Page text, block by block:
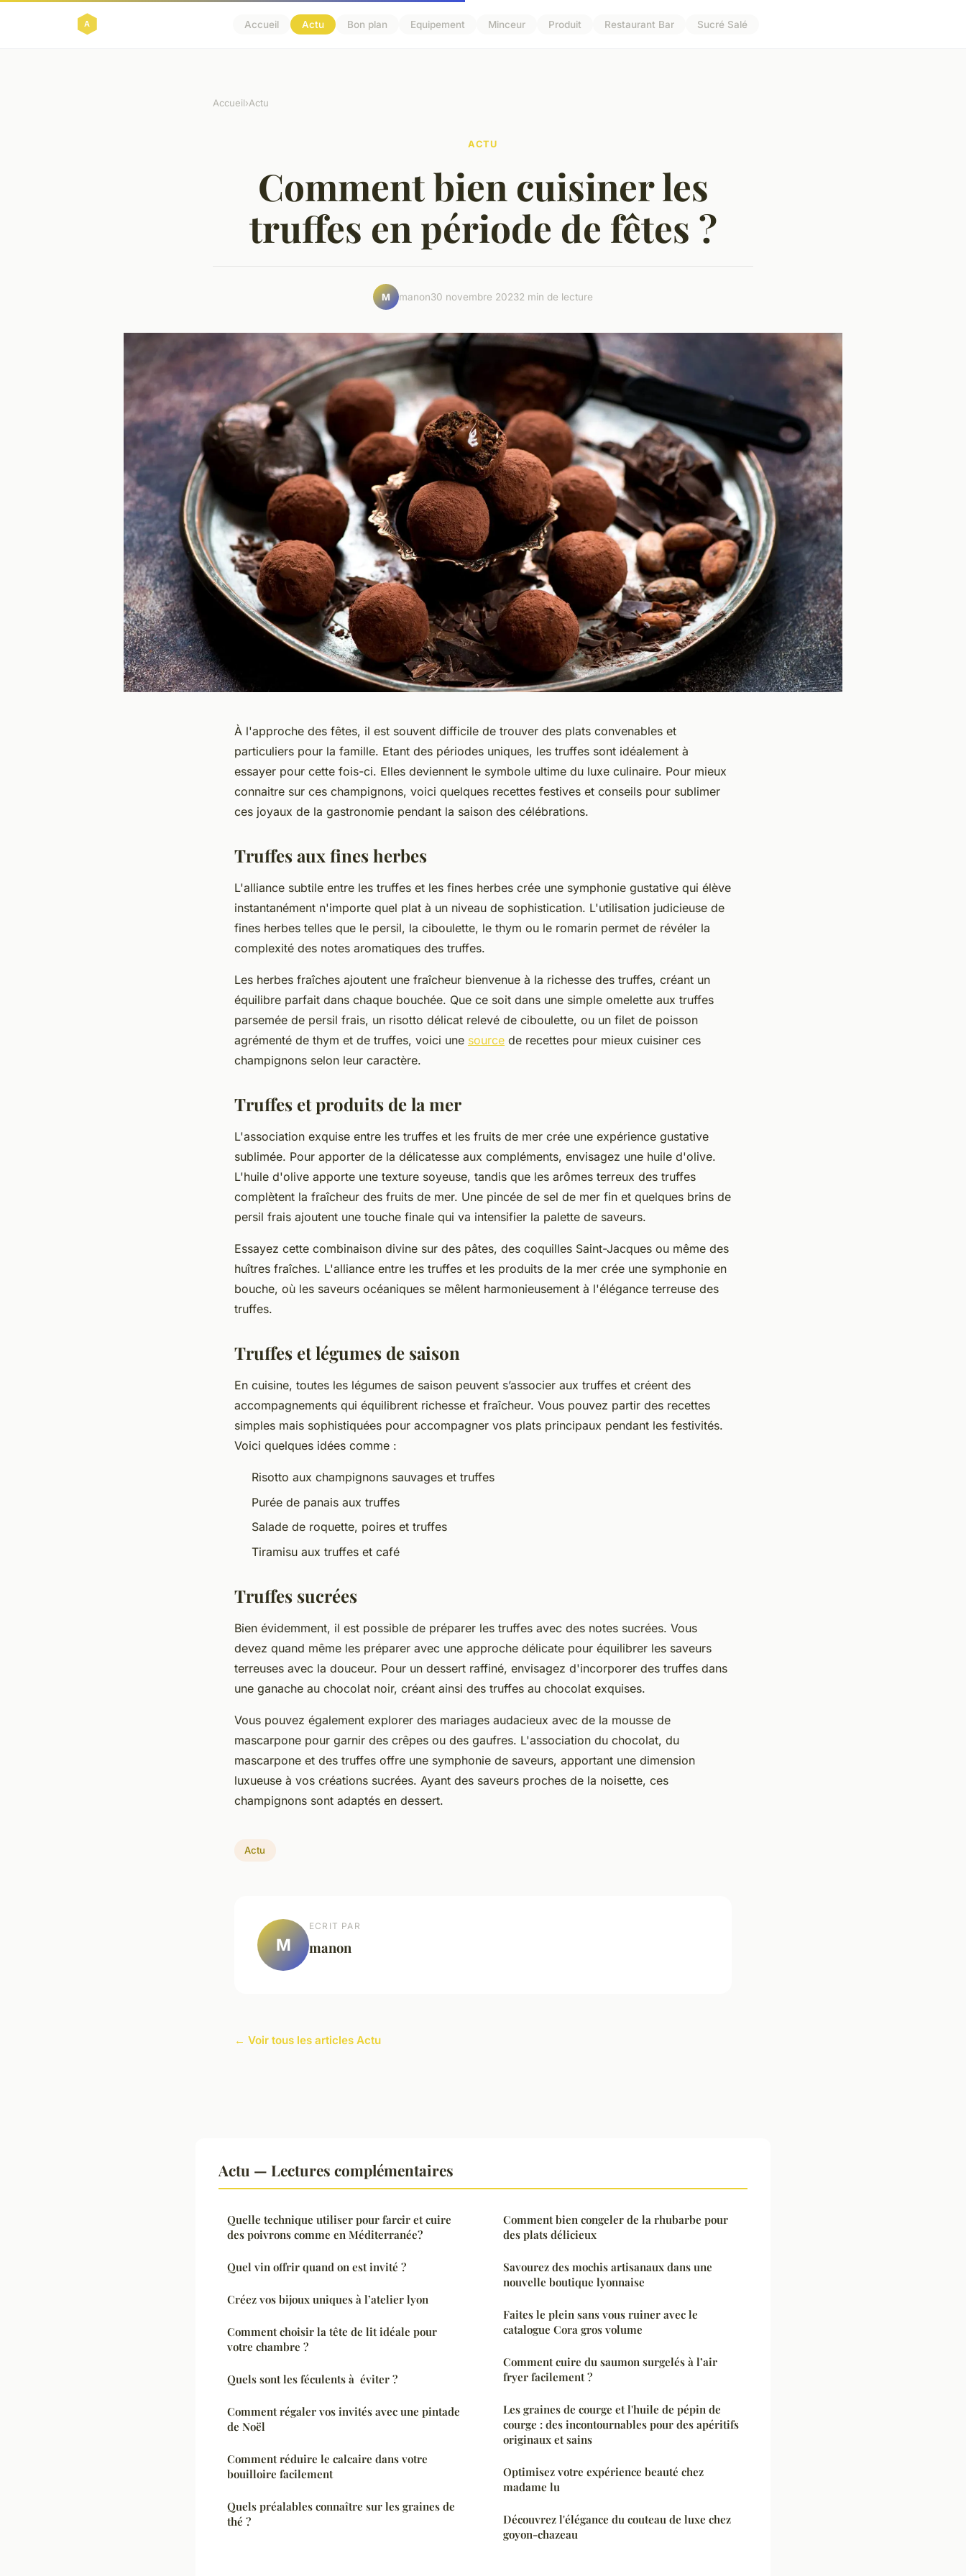
Accueil Actu Bon plan Equipement Minceur Produit Restaurant Bar Sucré Salé
Accueil›Actu
ACTU
Comment bien cuisiner les
truffes en période de fêtes ?
M manon30 novembre 20232 min de lecture
À l'approche des fêtes, il est souvent difficile de trouver des plats convenables et
particuliers pour la famille. Etant des périodes uniques, les truffes sont idéalement à
essayer pour cette fois-ci. Elles deviennent le symbole ultime du luxe culinaire. Pour mieux
connaitre sur ces champignons, voici quelques recettes festives et conseils pour sublimer
ces joyaux de la gastronomie pendant la saison des célébrations.
Truffes aux fines herbes
L'alliance subtile entre les truffes et les fines herbes crée une symphonie gustative qui élève
instantanément n'importe quel plat à un niveau de sophistication. L'utilisation judicieuse de
fines herbes telles que le persil, la ciboulette, le thym ou le romarin permet de révéler la
complexité des notes aromatiques des truffes.
Les herbes fraîches ajoutent une fraîcheur bienvenue à la richesse des truffes, créant un
équilibre parfait dans chaque bouchée. Que ce soit dans une simple omelette aux truffes
parsemée de persil frais, un risotto délicat relevé de ciboulette, ou un filet de poisson
agrémenté de thym et de truffes, voici une source de recettes pour mieux cuisiner ces
champignons selon leur caractère.
Truffes et produits de la mer
L'association exquise entre les truffes et les fruits de mer crée une expérience gustative
sublimée. Pour apporter de la délicatesse aux compléments, envisagez une huile d'olive.
L'huile d'olive apporte une texture soyeuse, tandis que les arômes terreux des truffes
complètent la fraîcheur des fruits de mer. Une pincée de sel de mer fin et quelques brins de
persil frais ajoutent une touche finale qui va intensifier la palette de saveurs.
Essayez cette combinaison divine sur des pâtes, des coquilles Saint-Jacques ou même des
huîtres fraîches. L'alliance entre les truffes et les produits de la mer crée une symphonie en
bouche, où les saveurs océaniques se mêlent harmonieusement à l'élégance terreuse des
truffes.
Truffes et légumes de saison
En cuisine, toutes les légumes de saison peuvent s’associer aux truffes et créent des
accompagnements qui équilibrent richesse et fraîcheur. Vous pouvez partir des recettes
simples mais sophistiquées pour accompagner vos plats principaux pendant les festivités.
Voici quelques idées comme :
Risotto aux champignons sauvages et truffes
Purée de panais aux truffes
Salade de roquette, poires et truffes
Tiramisu aux truffes et café
Truffes sucrées
Bien évidemment, il est possible de préparer les truffes avec des notes sucrées. Vous
devez quand même les préparer avec une approche délicate pour équilibrer les saveurs
terreuses avec la douceur. Pour un dessert raffiné, envisagez d'incorporer des truffes dans
une ganache au chocolat noir, créant ainsi des truffes au chocolat exquises.
Vous pouvez également explorer des mariages audacieux avec de la mousse de
mascarpone pour garnir des crêpes ou des gaufres. L'association du chocolat, du
mascarpone et des truffes offre une symphonie de saveurs, apportant une dimension
luxueuse à vos créations sucrées. Ayant des saveurs proches de la noisette, ces
champignons sont adaptés en dessert.
Actu
M
ECRIT PAR
manon
← Voir tous les articles Actu
Actu — Lectures complémentaires
Quelle technique utiliser pour farcir et cuire
des poivrons comme en Méditerranée?
Quel vin offrir quand on est invité ?
Créez vos bijoux uniques à l’atelier lyon
Comment choisir la tête de lit idéale pour
votre chambre ?
Quels sont les féculents à éviter ?
Comment régaler vos invités avec une pintade
de Noël
Comment réduire le calcaire dans votre
bouilloire facilement
Quels préalables connaître sur les graines de
thé ?
Comment bien congeler de la rhubarbe pour
des plats délicieux
Savourez des mochis artisanaux dans une
nouvelle boutique lyonnaise
Faites le plein sans vous ruiner avec le
catalogue Cora gros volume
Comment cuire du saumon surgelés à l’air
fryer facilement ?
Les graines de courge et l'huile de pépin de
courge : des incontournables pour des apéritifs
originaux et sains
Optimisez votre expérience beauté chez
madame lu
Découvrez l'élégance du couteau de luxe chez
goyon-chazeau